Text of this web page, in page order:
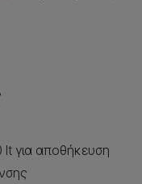
lt για αποθήκευση